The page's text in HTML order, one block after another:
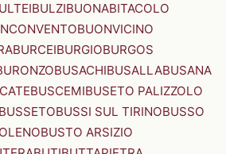
BULZIBUONABITACOLO
BUONVICINO
BURCEIBURGIOBURGOS
BUSACHIBUSALLABUSANA
BUSCEMIBUSETO PALIZZOLO
BUSSETOBUSSI SUL TIRINOBUSSO
BUSTO ARSIZIO